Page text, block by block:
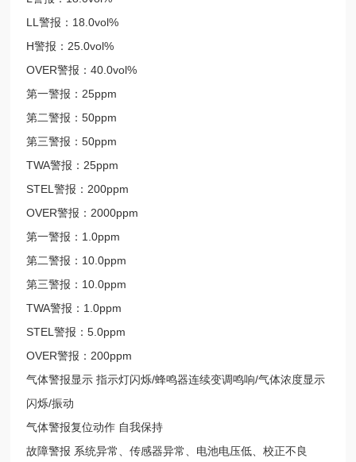
LL警报：18.0vol%
H警报：25.0vol%
OVER警报：40.0vol%
第一警报：25ppm
第二警报：50ppm
第三警报：50ppm
TWA警报：25ppm
STEL警报：200ppm
OVER警报：2000ppm
第一警报：1.0ppm
第二警报：10.0ppm
第三警报：10.0ppm
TWA警报：1.0ppm
STEL警报：5.0ppm
OVER警报：200ppm
气体警报显示 指示灯闪烁/蜂鸣器连续变调鸣响/气体浓度显示
闪烁/振动
气体警报复位动作 自我保持
故障警报 系统异常、传感器异常、电池电压低、校正不良